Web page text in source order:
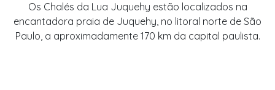
Os Chalés da Lua Juquehy estão localizados na
encantadora praia de Juquehy, no litoral norte de São
Paulo, a aproximadamente 170 km da capital paulista.